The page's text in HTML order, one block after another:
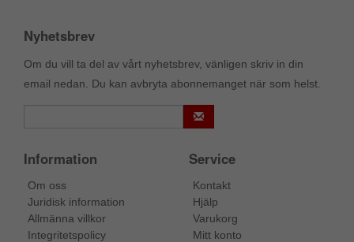
Nyhetsbrev
Om du vill ta del av vårt nyhetsbrev, vänligen skriv in din
email nedan. Du kan avbryta abonnemanget när som helst.
Information
Om oss
Juridisk information
Allmänna villkor
Integritetspolicy
Service
Kontakt
Hjälp
Varukorg
Mitt konto